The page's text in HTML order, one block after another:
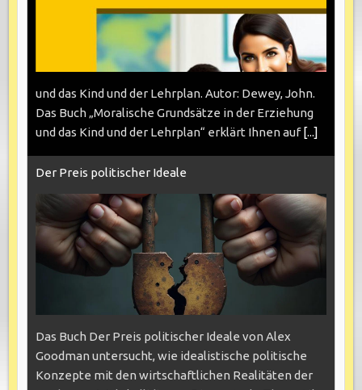
und das Kind und der Lehrplan. Autor: Dewey, John.
Das Buch „Moralische Grundsätze in der Erziehung
und das Kind und der Lehrplan“ erklärt Ihnen auf [...]
Der Preis politischer Ideale
Das Buch Der Preis politischer Ideale von Alex
Goodman untersucht, wie idealistische politische
Konzepte mit den wirtschaftlichen Realitäten der